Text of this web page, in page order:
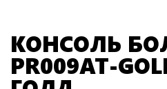
КОНСОЛЬ
PR009AT-